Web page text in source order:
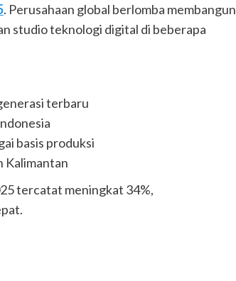
. Perusahaan global berlomba membangun
studio teknologi digital di beberapa
terbaru
basis produksi
Kalimantan
tercatat meningkat 34%,